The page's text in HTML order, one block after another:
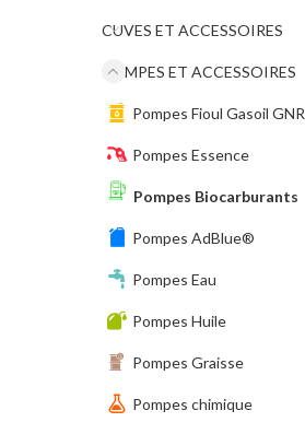
CUVES ET ACCESSOIRES
POMPES ET ACCESSOIRES
Pompes Fioul Gasoil GNR
Pompes Essence
Pompes Biocarburants
Pompes AdBlue®
Pompes Eau
Pompes Huile
Pompes Graisse
Pompes chimique